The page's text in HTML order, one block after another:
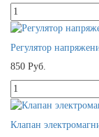
Регулятор
850 Руб.
Клапан